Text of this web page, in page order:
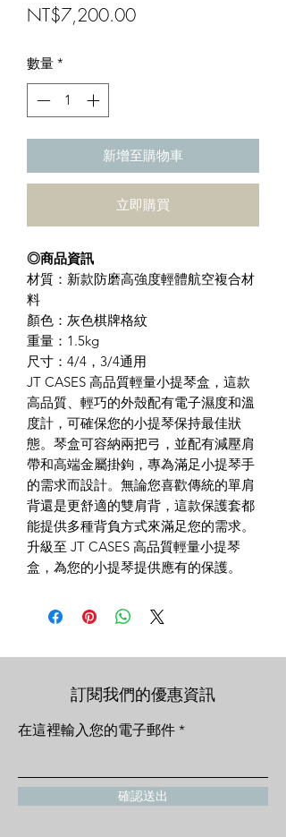
NT$7,200.00價
數量 *
新增至購物車
立即購買
◎商品資訊
材質：新款防磨高強度輕體航空複合材
料
顏色：灰色棋牌格紋
重量：1.5kg
尺寸：4/4，3/4通用
JT CASES 高品質輕量小提琴盒，這款
高品質、輕巧的外殼配有電子濕度和溫
度計，可確保您的小提琴保持最佳狀
態。琴盒可容納兩把弓，並配有減壓肩
帶和高端金屬掛鉤，專為滿足小提琴手
的需求而設計。無論您喜歡傳統的單肩
背還是更舒適的雙肩背，這款保護套都
能提供多種背負方式來滿足您的需求。
升級至 JT CASES 高品質輕量小提琴
盒，為您的小提琴提供應有的保護。
訂閱我們的優惠資訊
在這裡輸入您的電子郵件
確認送出